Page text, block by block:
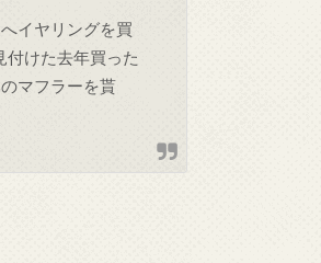
イヤリングを買
付けた去年買った
マフラーを貰